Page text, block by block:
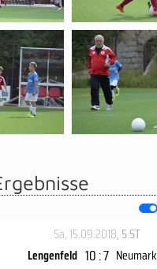
Sa, 15.09.2018, 5.ST
Lengenfeld 10 : 7 Neumark